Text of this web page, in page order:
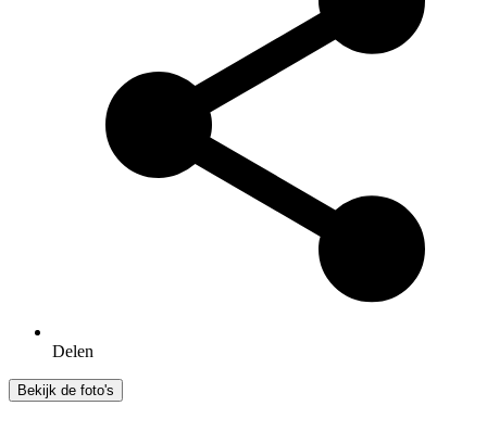
Delen
Bekijk de foto's